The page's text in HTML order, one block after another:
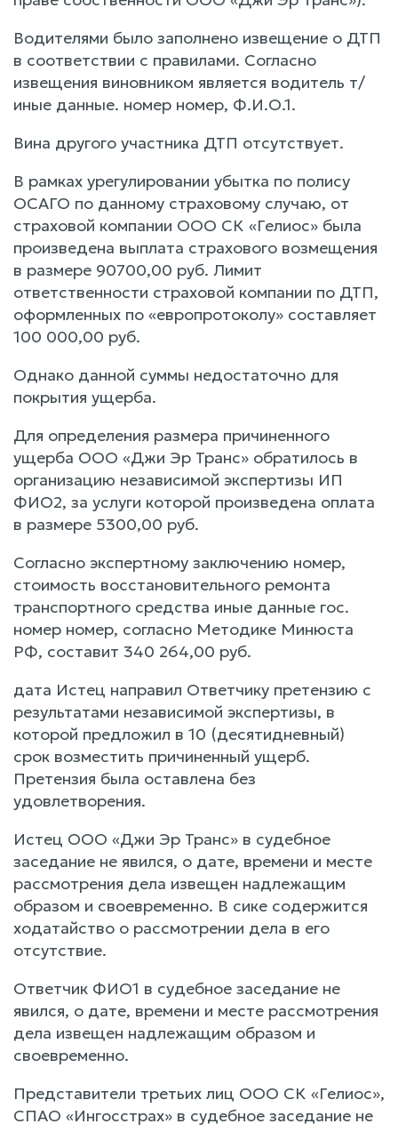
Водителями было заполнено извещение о ДТП
в соответствии с правилами. Согласно
извещения виновником является водитель т/
иные данные. номер номер, Ф.И.О.1.
Вина другого участника ДТП отсутствует.
В рамках урегулировании убытка по полису
ОСАГО по данному страховому случаю, от
страховой компании ООО СК «Гелиос» была
произведена выплата страхового возмещения
в размере 90700,00 руб. Лимит
ответственности страховой компании по ДТП,
оформленных по «европротоколу» составляет
100 000,00 руб.
Однако данной суммы недостаточно для
покрытия ущерба.
Для определения размера причиненного
ущерба ООО «Джи Эр Транс» обратилось в
организацию независимой экспертизы ИП
ФИО2, за услуги которой произведена оплата
в размере 5300,00 руб.
Согласно экспертному заключению номер,
стоимость восстановительного ремонта
транспортного средства иные данные гос.
номер номер, согласно Методике Минюста
РФ, составит 340 264,00 руб.
дата Истец направил Ответчику претензию с
результатами независимой экспертизы, в
которой предложил в 10 (десятидневный)
срок возместить причиненный ущерб.
Претензия была оставлена без
удовлетворения.
Истец ООО «Джи Эр Транс» в судебное
заседание не явился, о дате, времени и месте
рассмотрения дела извещен надлежащим
образом и своевременно. В сике содержится
ходатайство о рассмотрении дела в его
отсутствие.
Ответчик ФИО1 в судебное заседание не
явился, о дате, времени и месте рассмотрения
дела извещен надлежащим образом и
своевременно.
Представители третьих лиц ООО СК «Гелиос»,
СПАО «Ингосстрах» в судебное заседание не